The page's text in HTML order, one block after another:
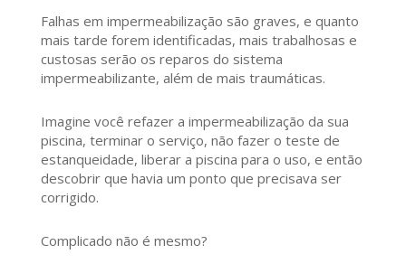
Falhas em impermeabilização são graves, e quanto
mais tarde forem identificadas, mais trabalhosas e
custosas serão os reparos do sistema
impermeabilizante, além de mais traumáticas.
Imagine você refazer a impermeabilização da sua
piscina, terminar o serviço, não fazer o teste de
estanqueidade, liberar a piscina para o uso, e então
descobrir que havia um ponto que precisava ser
corrigido.
Complicado não é mesmo?